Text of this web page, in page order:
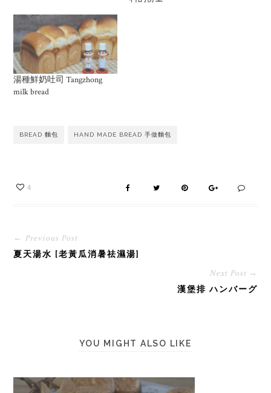
湯種鮮奶吐司 Tangzhong
milk bread
BREAD 麵包 HAND MADE BREAD 手做麵包
4
← Previous Post
夏天湯水 [老黃瓜消暑祛濕湯]
Next Post →
漢堡排 ハンバーグ
YOU MIGHT ALSO LIKE